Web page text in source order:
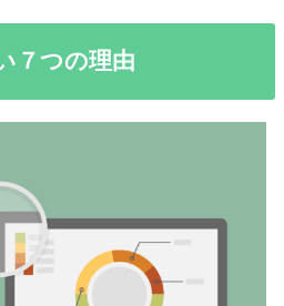
７つの理由